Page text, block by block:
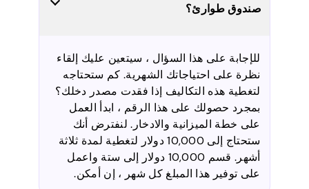
صندوق طوارئ؟
للإجابة على هذا السؤال ، سيتعين عليك إلقاء
نظرة على احتياجاتك الشهرية. كم ستحتاجه
لتغطية هذه التكاليف إذا فقدت مصدر دخلك؟
بمجرد حصولك على هذا الرقم ، ابدأ العمل
على خطة الميزانية والادخار. لنفترض أنك
ستحتاج إلى 10,000 دولار لتغطية لمدة ثلاثة
أشهر. قسم 10,000 دولار إلى ستة واعمل
على توفير هذا المبلغ كل شهر ، إن أمكن.